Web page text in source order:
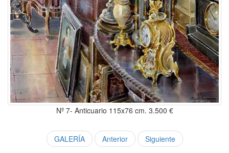
Nº 7- Anticuario 115x76 cm. 3.500 €
GALERÍA Anterior Siguiente